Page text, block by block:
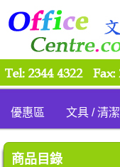
優惠區 文具 / 清潔
商品目錄